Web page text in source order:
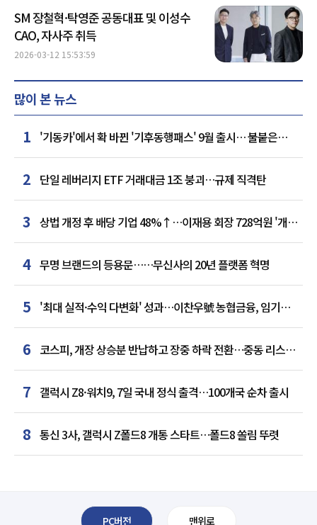
SM 장철혁·탁영준 공동대표 및 이성수
CAO, 자사주 취득
2026-03-12 15:53:59
많이 본 뉴스
1 '기동카'에서 확 바뀐 '기후동행패스' 9월 출시… 불붙은
카드사 경쟁
2 단일 레버리지 ETF 거래대금 1조 붕괴…규제 직격탄
3
상법 개정 후 배당 기업 48%↑…이재용 회장 728억원 '개인
최다'
4 무명 브랜드의 등용문……무신사의 20년 플랫폼 혁명
5 '최대 실적·수익 다변화' 성과…이찬우號 농협금융, 임기
말년 성장 박차
6 코스피, 개장 상승분 반납하고 장중 하락 전환…중동 리스크·
美 경계감
7 갤럭시 Z8·워치9, 7일 국내 정식 출격…100개국 순차 출시
8 통신 3사, 갤럭시 Z폴드8 개통 스타트…폴드8 쏠림 뚜렷
PC버전 맨위로